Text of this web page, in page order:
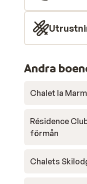
Andra
Chalet la
Résidence
förmån
Chalets